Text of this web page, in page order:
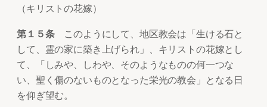
（キリストの花嫁）
第１５条このようにして、地区教会は「生ける石と
して、霊の家に築き上げられ」、キリストの花嫁とし
て、「しみや、しわや、そのようなものの何一つな
い、聖く傷のないものとなった栄光の教会」となる日
を仰ぎ望む。